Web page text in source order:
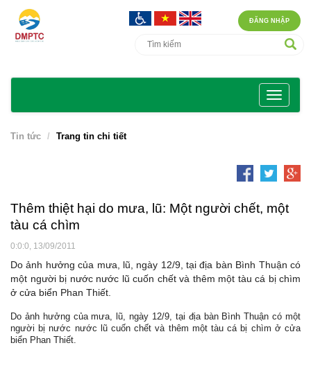
ĐĂNG NHẬP
Tin tức Trang tin chi tiết
Thêm thiệt hại do mưa, lũ: Một người chết, một
tàu cá chìm
0:0:0, 13/09/2011
Do ảnh hưởng của mưa, lũ, ngày 12/9, tại địa bàn Bình Thuận có
một người bị nước nước lũ cuốn chết và thêm một tàu cá bị chìm
ở cửa biển Phan Thiết.
Do ảnh hưởng của mưa, lũ, ngày 12/9, tại địa bàn Bình Thuận có một
người bị nước nước lũ cuốn chết và thêm một tàu cá bị chìm ở cửa
biển Phan Thiết.